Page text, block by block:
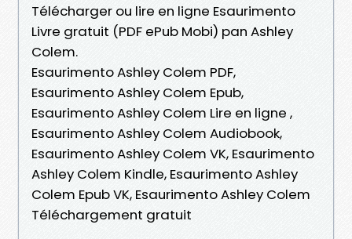
Télécharger ou lire en ligne Esaurimento
Livre gratuit (PDF ePub Mobi) pan Ashley
Colem.
Esaurimento Ashley Colem PDF,
Esaurimento Ashley Colem Epub,
Esaurimento Ashley Colem Lire en ligne ,
Esaurimento Ashley Colem Audiobook,
Esaurimento Ashley Colem VK, Esaurimento
Ashley Colem Kindle, Esaurimento Ashley
Colem Epub VK, Esaurimento Ashley Colem
Téléchargement gratuit